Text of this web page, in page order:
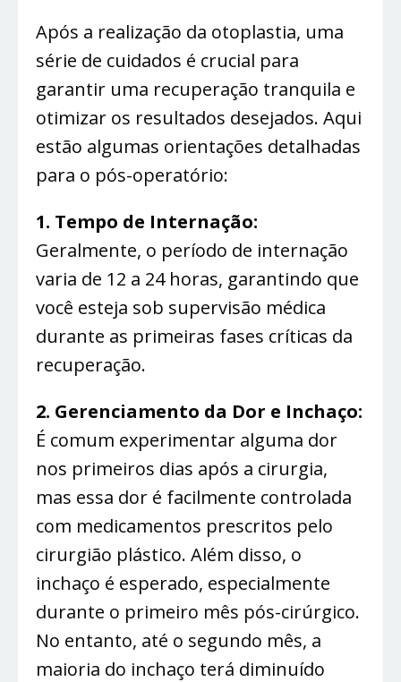
Após a realização da otoplastia, uma
série de cuidados é crucial para
garantir uma recuperação tranquila e
otimizar os resultados desejados. Aqui
estão algumas orientações detalhadas
para o pós-operatório:
1. Tempo de Internação:
Geralmente, o período de internação
varia de 12 a 24 horas, garantindo que
você esteja sob supervisão médica
durante as primeiras fases críticas da
recuperação.
2. Gerenciamento da Dor e Inchaço:
É comum experimentar alguma dor
nos primeiros dias após a cirurgia,
mas essa dor é facilmente controlada
com medicamentos prescritos pelo
cirurgião plástico. Além disso, o
inchaço é esperado, especialmente
durante o primeiro mês pós-cirúrgico.
No entanto, até o segundo mês, a
maioria do inchaço terá diminuído